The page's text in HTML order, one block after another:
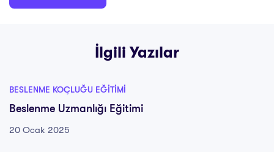
İlgili Yazılar
BESLENME KOÇLUĞU EĞITIMI
Beslenme Uzmanlığı Eğitimi
20 Ocak 2025